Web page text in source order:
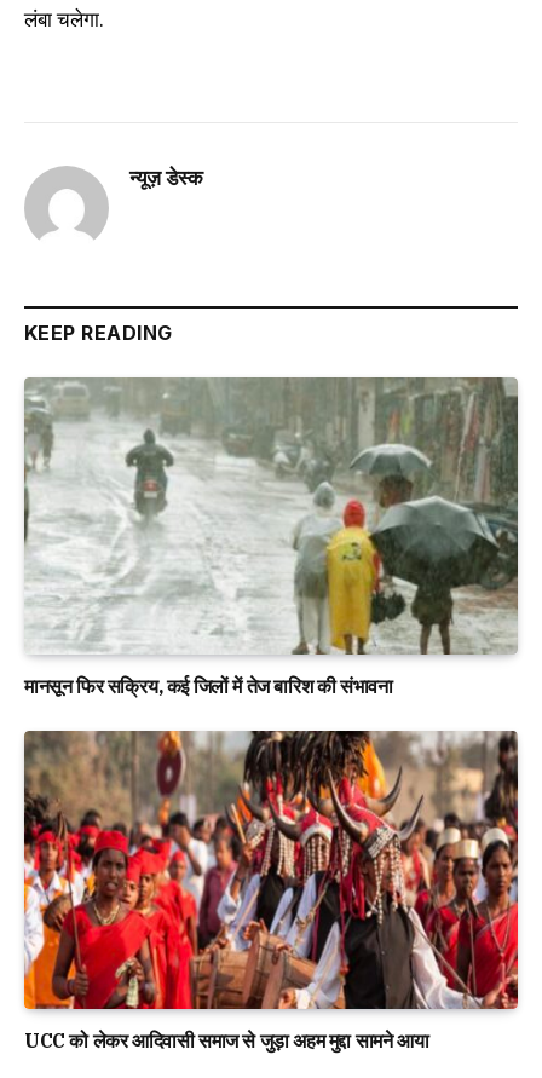
लंबा चलेगा.
न्यूज़ डेस्क
KEEP READING
मानसून फिर सक्रिय, कई जिलों में तेज बारिश की संभावना
UCC को लेकर आदिवासी समाज से जुड़ा अहम मुद्दा सामने आया